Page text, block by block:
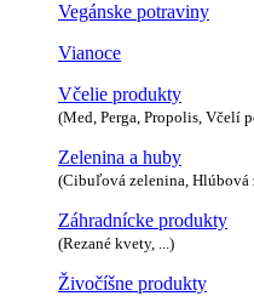
Vegánske potraviny
Vianoce
Včelie produkty
(Med, Perga, Propolis, Včelí
Zelenina a huby
(Cibuľová zelenina, Hlúbová
Záhradnícke produkty
(Rezané kvety, ...)
Živočíšne produkty